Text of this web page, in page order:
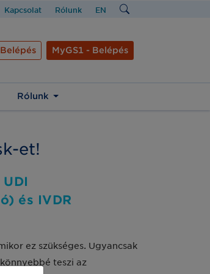
Kapcsolat Rólunk EN
MyGS1 - Belépés
Rólunk
et!
és IVDR
ez szükséges. Ugyancsak
teszi az